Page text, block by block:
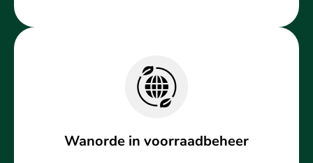
Wanorde in voorraadbeheer